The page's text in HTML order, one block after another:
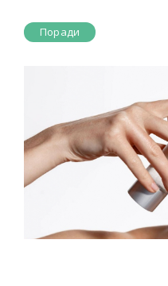
Поради